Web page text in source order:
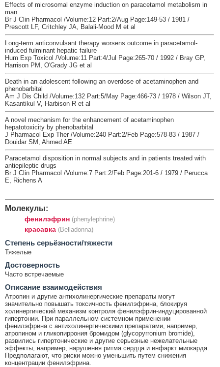
Effects of microsomal enzyme induction on paracetamol metabolism in
man
Br J Clin Pharmacol /Volume:12 Part:2/Aug Page:149-53 / 1981 /
Prescott LF, Critchley JA, Balali-Mood M et al
Long-term anticonvulsant therapy worsens outcome in paracetamol-
induced fulminant hepatic failure
Hum Exp Toxicol /Volume:11 Part:4/Jul Page:265-70 / 1992 / Bray GP,
Harrison PM, O'Grady JG et al
Death in an adolescent following an overdose of acetaminophen and
phenobarbital
Am J Dis Child /Volume:132 Part:5/May Page:466-73 / 1978 / Wilson JT,
Kasantikul V, Harbison R et al
A novel mechanism for the enhancement of acetaminophen
hepatotoxicity by phenobarbital
J Pharmacol Exp Ther /Volume:240 Part:2/Feb Page:578-83 / 1987 /
Douidar SM, Ahmed AE
Paracetamol disposition in normal subjects and in patients treated with
antiepileptic drugs
Br J Clin Pharmacol /Volume:7 Part:2/Feb Page:201-6 / 1979 / Perucca
E, Richens A
Молекулы:
фенилэфрин (phenylephrine)
красавка (Belladonna)
Cтепень серьёзности/тяжести
Тяжелые
Достоверность
Часто встречаемые
Описание взаимодействия
Атропин и другие антихолинергические препараты могут
значительно повышать токсичность фенилэфрина, блокируя
холинергический механизм контроля фенилэфрин-индуцированной
гипертонии. При параллельном системном применении
фенилэфрина с антихолинергическими препаратами, например,
атропином и гликопиррония бромидом (glycopyrronium bromide),
развились гипертонические и другие серьезные нежелательные
эффекты, например, нарушения ритма сердца и инфаркт миокарда.
Предполагают, что риски можно уменьшить путем снижения
концентрации фенилэфрина.